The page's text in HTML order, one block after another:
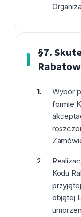
§7.
Wybór
formie
Kodu
objętej